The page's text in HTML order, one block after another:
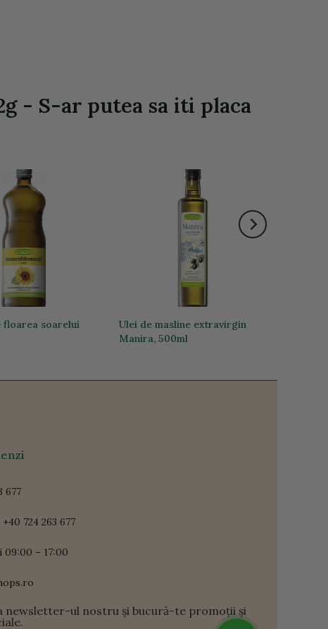
- S-ar putea sa iti placa
floarea soarelui
Ulei de masline extravirgin
Manira, 500ml
677
724 263 677
– 17:00
newsletter-ul nostru și bucură-te promoții și